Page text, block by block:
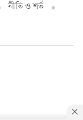
নীতি ও শর্ত